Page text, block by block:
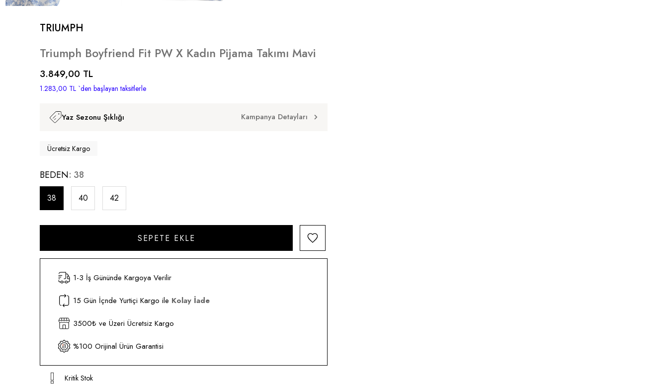
TRIUMPH
Triumph Boyfriend Fit PW X Kadın Pijama Takımı Mavi
3.849,00 TL
1.283,00 TL `den başlayan taksitlerle
Yaz Sezonu Şıklığı Kampanya Detayları
Ücretsiz Kargo
BEDEN 38
38 40 42
1-3 İş Gününde Kargoya Verilir
15 Gün İçnde Yurtiçi Kargo ile Kolay İade
3500₺ ve Üzeri Ücretsiz Kargo
%100 Orijinal Ürün Garantisi
Kritik Stok